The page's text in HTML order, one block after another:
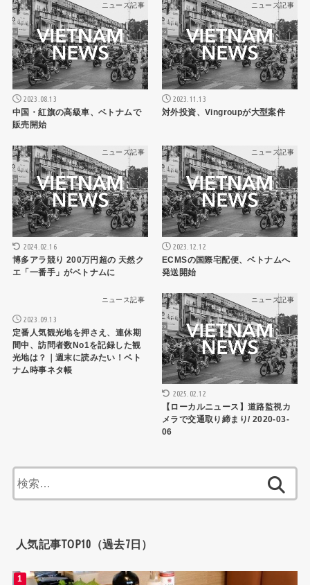
ニュース記事
2023.08.13
中国・紅旗の高級車、ベトナムで
販売開始
ニュース記事
2023.11.13
対外投資、Vingroupが大型案件
ニュース記事
2024.02.16
博多アラ競り 200万円超の 天然ク
エ「一番手」がベトナムに
ニュース記事
2023.12.12
ECMSの国際宅配便、ベトナムへ
発送開始
ニュース記事
2023.09.13
定番人気観光地を押さえ、連休期
間中、訪問者数No1を記録した観
光地は？｜週末に読みたい！ベト
ナム時事ネタ帳
ニュース記事
2025.02.12
【ローカルニュース】道路監視カ
メラで交通取り締まり/ 2020-03-
06
索:
人気記事TOP10（過去7日）